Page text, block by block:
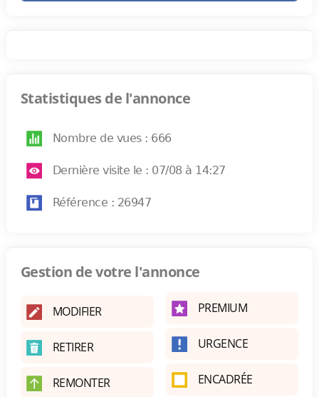
Statistiques de l'annonce
Nombre de vues : 666
Dernière visite le : 07/08 à 14:27
Référence : 26947
Gestion de votre l'annonce
MODIFIER
RETIRER
REMONTER
PREMIUM
URGENCE
ENCADRÉE